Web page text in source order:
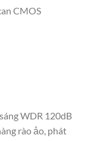
CMOS
WDR 120dB
rào ảo, phát